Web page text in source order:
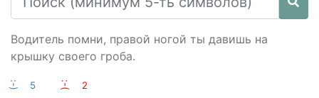
Водитель помни, правой ногой ты давишь на
крышку своего гроба.
:-) 5 :-(
2